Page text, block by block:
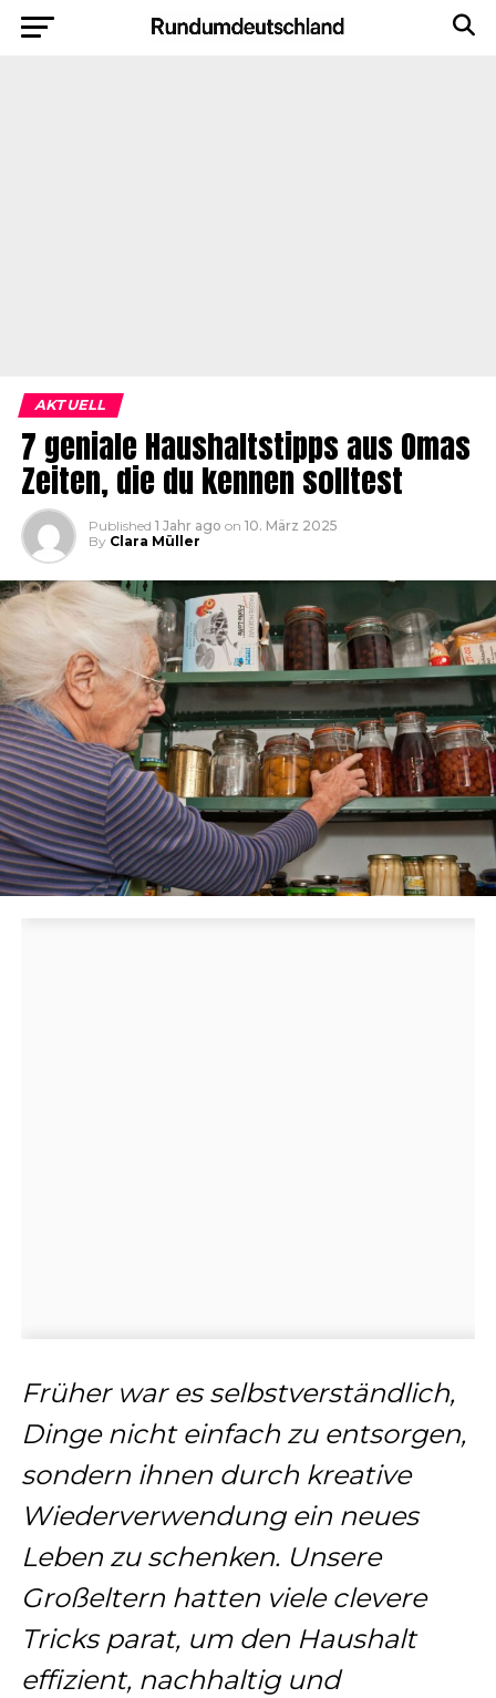
AKTUELL
7 geniale Haushaltstipps aus Omas
Zeiten, die du kennen solltest
Published 1 Jahr ago on 10. März 2025
By Clara Müller
Früher war es selbstverständlich,
Dinge nicht einfach zu entsorgen,
sondern ihnen durch kreative
Wiederverwendung ein neues
Leben zu schenken. Unsere
Großeltern hatten viele clevere
Tricks parat, um den Haushalt
effizient, nachhaltig und